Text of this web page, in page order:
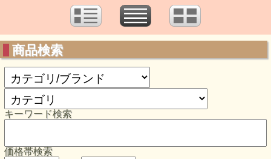
商品検索
キーワード検索
価格帯検索